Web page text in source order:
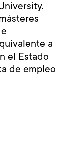
a
el Estado
de empleo